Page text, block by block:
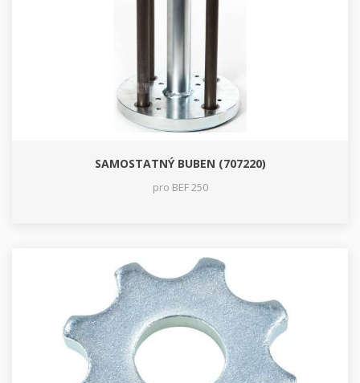
SAMOSTATNÝ BUBEN (707220)
pro BEF 250